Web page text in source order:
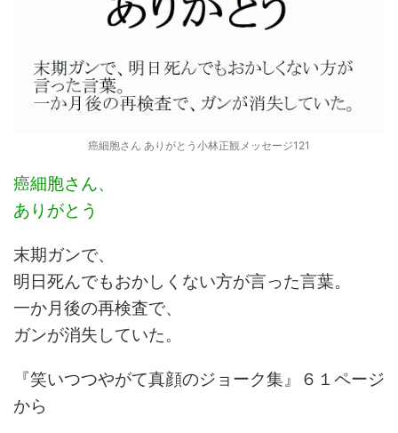
癌細胞さん ありがとう小林正観メッセージ121
癌細胞さん、
ありがとう
末期ガンで、
明日死んでもおかしくない方が言った言葉。
一か月後の再検査で、
ガンが消失していた。
『笑いつつやがて真顔のジョーク集』６１ページ
から